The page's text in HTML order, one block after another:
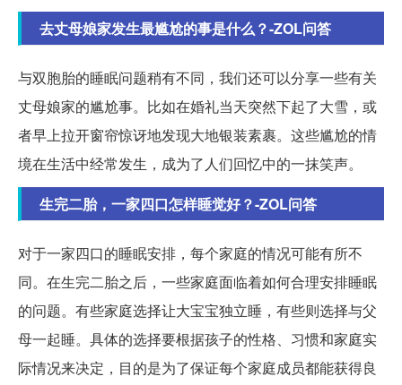
去丈母娘家发生最尴尬的事是什么？-ZOL问答
与双胞胎的睡眠问题稍有不同，我们还可以分享一些有关
丈母娘家的尴尬事。比如在婚礼当天突然下起了大雪，或
者早上拉开窗帘惊讶地发现大地银装素裹。这些尴尬的情
境在生活中经常发生，成为了人们回忆中的一抹笑声。
生完二胎，一家四口怎样睡觉好？-ZOL问答
对于一家四口的睡眠安排，每个家庭的情况可能有所不
同。在生完二胎之后，一些家庭面临着如何合理安排睡眠
的问题。有些家庭选择让大宝宝独立睡，有些则选择与父
母一起睡。具体的选择要根据孩子的性格、习惯和家庭实
际情况来决定，目的是为了保证每个家庭成员都能获得良